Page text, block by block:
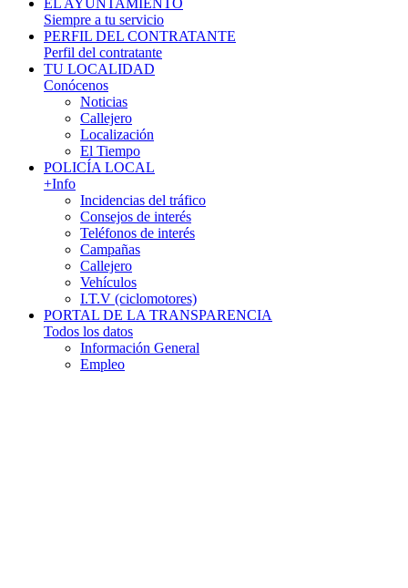
EL AYUNTAMIENTO
Siempre a tu servicio
PERFIL DEL CONTRATANTE
Perfil del contratante
TU LOCALIDAD
Conócenos
Noticias
Callejero
Localización
El Tiempo
POLICÍA LOCAL
+Info
Incidencias del tráfico
Consejos de interés
Teléfonos de interés
Campañas
Callejero
Vehículos
I.T.V (ciclomotores)
PORTAL DE LA TRANSPARENCIA
Todos los datos
Información General
Empleo